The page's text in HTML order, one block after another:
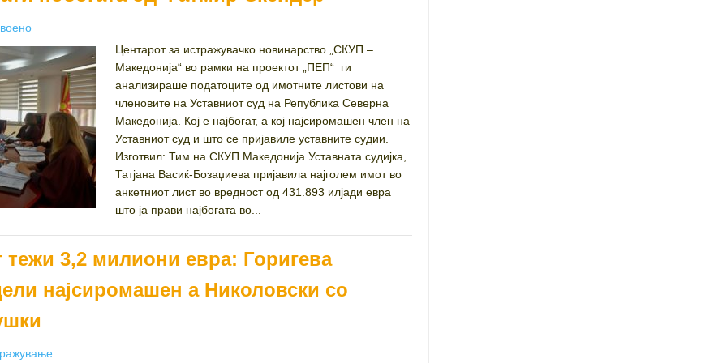
Центарот за истражувачко новинарство „СКУП –
Македонија“ во рамки на проектот „ПЕП“ ги
анализираше податоците од имотните листови на
членовите на Уставниот суд на Република Северна
Македонија. Кој е најбогат, а кој најсиромашен член на
Уставниот суд и што се пријавиле уставните судии.
Изготвил: Тим на СКУП Македонија Уставната судијка,
Татјана Васиќ-Бозаџиева пријавила најголем имот во
анкетниот лист во вредност од 431.893 илјади евра
што ја прави најбогата во...
тежи 3,2 милиони евра: Горигева
најсиромашен а Николовски со